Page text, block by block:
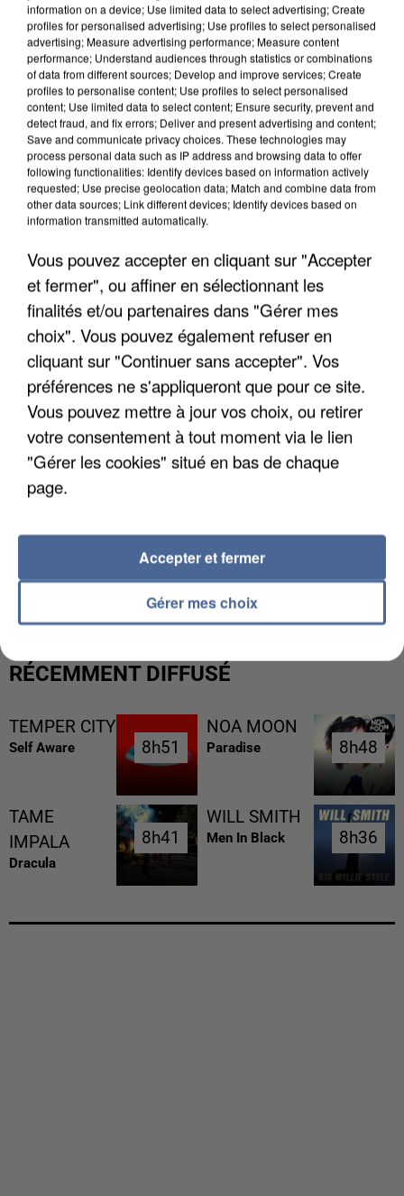
UNE TOURISTE DE L’OISE EMPORTÉE PAR UNE
COULÉE DE BOUE EN HAUTE-SAVOIE
LES DONNÉES DE 300 000 CLIENTS DÉROBÉES À
INTERMARCHÉ APRÈS UNE...
RÉCEMMENT DIFFUSÉ
TEMPER CITY
Self Aware 8h51
8h51
NOA MOON
Paradise 8h48
8h48
TAME
IMPALA
Dracula
8h41
8h41
WILL SMITH
Men In Black 8h36
8h36
information on a device; Use limited data to select advertising; Create
profiles for personalised advertising; Use profiles to select personalised
advertising; Measure advertising performance; Measure content
performance; Understand audiences through statistics or combinations
of data from different sources; Develop and improve services; Create
profiles to personalise content; Use profiles to select personalised
content; Use limited data to select content; Ensure security, prevent and
detect fraud, and fix errors; Deliver and present advertising and content;
Save and communicate privacy choices. These technologies may
process personal data such as IP address and browsing data to offer
following functionalities: Identify devices based on information actively
requested; Use precise geolocation data; Match and combine data from
other data sources; Link different devices; Identify devices based on
information transmitted automatically.
Vous pouvez accepter en cliquant sur "Accepter
et fermer", ou affiner en sélectionnant les
finalités et/ou partenaires dans "Gérer mes
choix". Vous pouvez également refuser en
cliquant sur "Continuer sans accepter". Vos
préférences ne s'appliqueront que pour ce site.
Vous pouvez mettre à jour vos choix, ou retirer
votre consentement à tout moment via le lien
"Gérer les cookies" situé en bas de chaque
page.
Gérer mes choix
Accepter et fermer